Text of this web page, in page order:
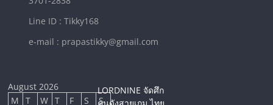
Line ID : Tikky168
e-mail : prapastikky@gmail.com
August 2026
M
T W T F S
S
LORDNINE จัดศึก